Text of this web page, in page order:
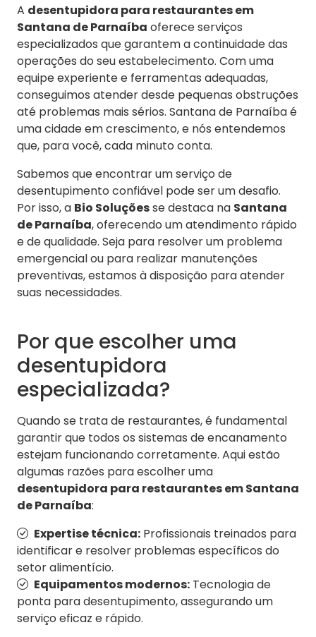
A desentupidora para restaurantes em
Santana de Parnaíba oferece serviços
especializados que garantem a continuidade das
operações do seu estabelecimento. Com uma
equipe experiente e ferramentas adequadas,
conseguimos atender desde pequenas obstruções
até problemas mais sérios. Santana de Parnaíba é
uma cidade em crescimento, e nós entendemos
que, para você, cada minuto conta.
Sabemos que encontrar um serviço de
desentupimento confiável pode ser um desafio.
Por isso, a Bio Soluçõesse destaca na Santana
de Parnaíba, oferecendo um atendimento rápido
e de qualidade. Seja para resolver um problema
emergencial ou para realizar manutenções
preventivas, estamos à disposição para atender
suas necessidades.
Por que escolher uma
desentupidora
especializada?
Quando se trata de restaurantes, é fundamental
garantir que todos os sistemas de encanamento
estejam funcionando corretamente. Aqui estão
algumas razões para escolher uma
desentupidora para restaurantes em Santana
de Parnaíba:
Expertise técnica: Profissionais treinados para
identificar e resolver problemas específicos do
setor alimentício.
Equipamentos modernos: Tecnologia de
ponta para desentupimento, assegurando um
serviço eficaz e rápido.